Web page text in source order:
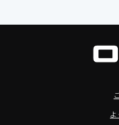
デジタルホワイトボー
BIAMP ／ Apart Audio
SpeakerCraft（スピー
>NFCタブレット
>Windowsタブレット
オーディーエスが選ば